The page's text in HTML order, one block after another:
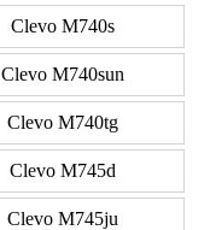
Clevo M740s
Clevo M740sun
Clevo M740tg
Clevo M745d
Clevo M745ju